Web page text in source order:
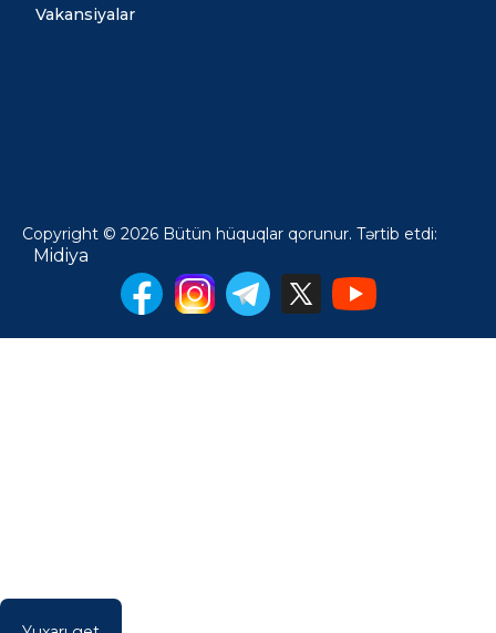
Vakansiyalar
Copyright © 2026 Bütün hüquqlar qorunur. Tərtib etdi:
Midiya